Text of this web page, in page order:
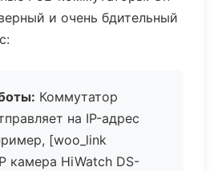
и очень бдительный
Коммутатор
на IP-адрес
[woo_link
камера HiWatch DS-